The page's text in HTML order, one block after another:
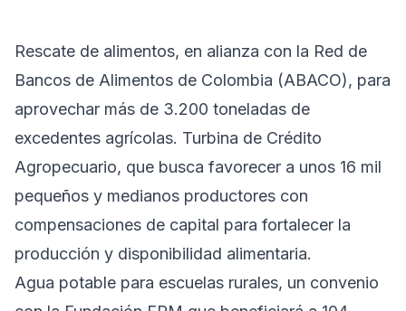
Rescate de alimentos, en alianza con la Red de
Bancos de Alimentos de Colombia (ABACO), para
aprovechar más de 3.200 toneladas de
excedentes agrícolas. Turbina de Crédito
Agropecuario, que busca favorecer a unos 16 mil
pequeños y medianos productores con
compensaciones de capital para fortalecer la
producción y disponibilidad alimentaria.
Agua potable para escuelas rurales, un convenio